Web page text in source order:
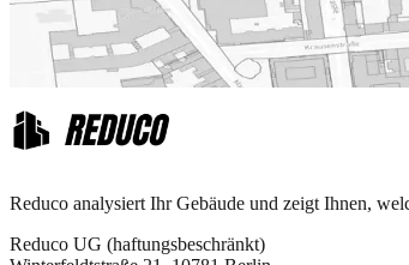
Reduco analysiert Ihr Gebäude und zeigt Ihnen,
Reduco UG (haftungsbeschränkt)